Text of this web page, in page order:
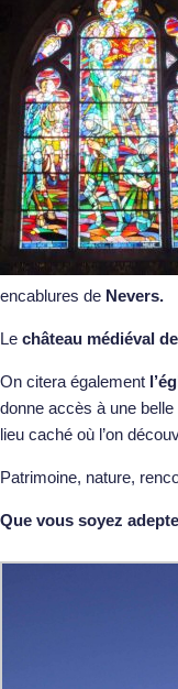
encablures de Nevers.
Le château médiéval
On citera également
donne accès à une belle
lieu caché où l’on
Patrimoine, nature,
Que vous soyez